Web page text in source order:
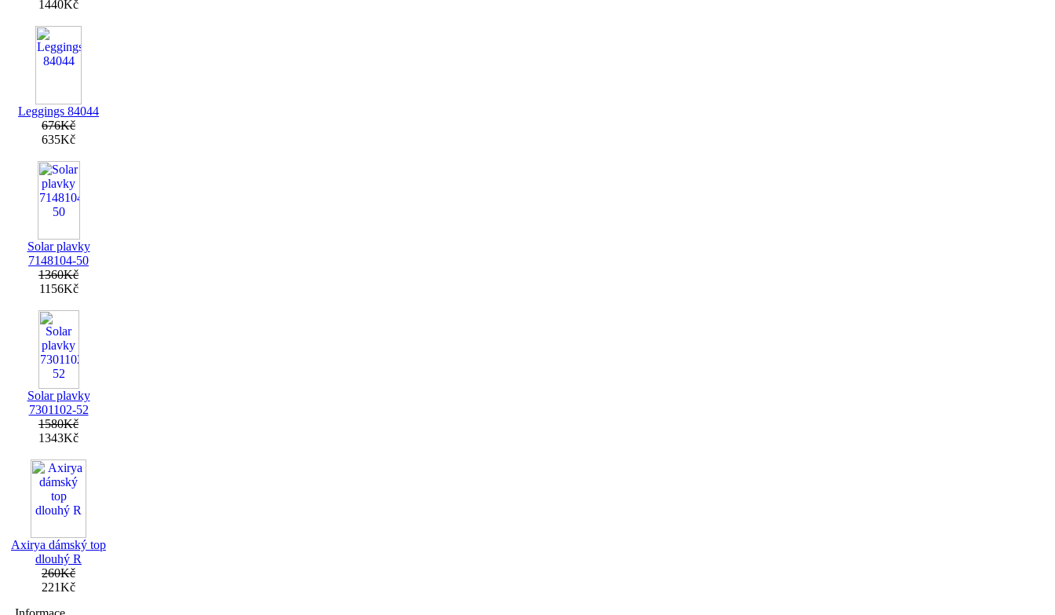
1440Kč
Leggings 84044
676Kč
635Kč
Solar plavky
7148104-50
1360Kč
1156Kč
Solar plavky
7301102-52
1580Kč
1343Kč
Axirya dámský top
dlouhý R
260Kč
221Kč